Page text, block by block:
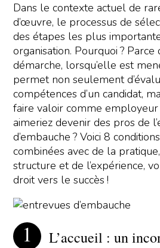
Dans le contexte actuel de
d’œuvre, le processus de
des étapes les plus
organisation. Pourquoi ? Parce
démarche, lorsqu’elle est
permet non seulement
compétences d’un candidat,
faire valoir comme employeur
aimeriez devenir des pros de
d’embauche ? Voici 8
combinées avec de la
structure et de l’expérience,
droit vers le succès !
L’accueil : un